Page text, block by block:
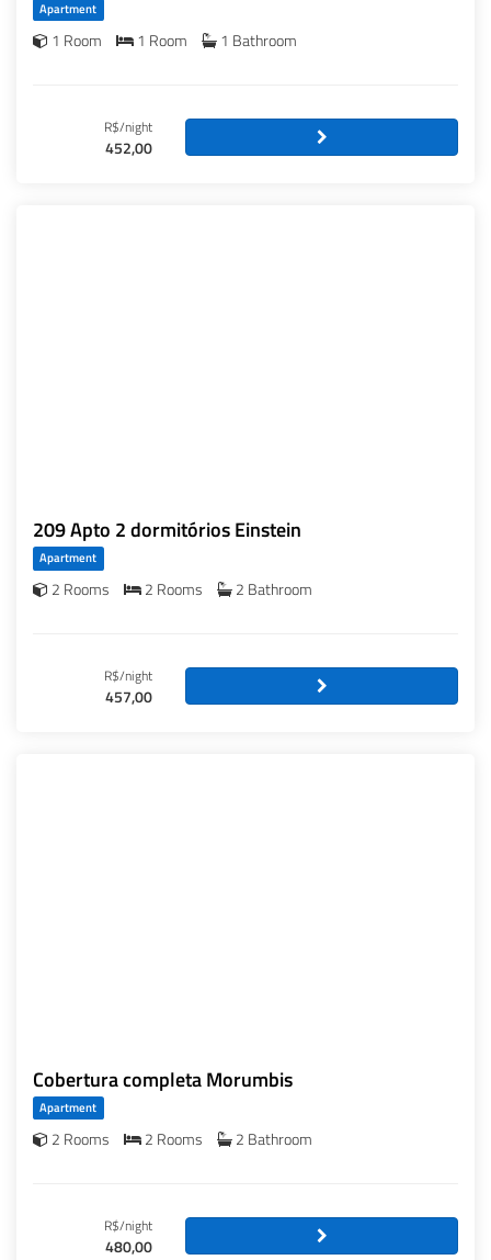
Apartment
1 Room 1 Room 1 Bathroom
R$/night
452,00
209 Apto 2 dormitórios Einstein
Apartment
2 Rooms 2 Rooms 2 Bathroom
R$/night
457,00
Cobertura completa Morumbis
Apartment
2 Rooms 2 Rooms 2 Bathroom
R$/night
480,00